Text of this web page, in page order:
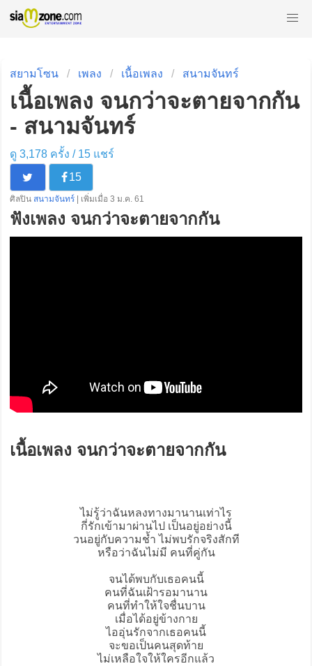
สยามโซน เพลง เนื้อเพลง สนามจันทร์
เนื้อเพลง จนกว่าจะตายจากกัน
- สนามจันทร์
ดู 3,178 ครั้ง / 15แชร์
15
ศิลปิน สนามจันทร์ | เพิ่มเมื่อ 3 ม.ค. 61
ฟังเพลง จนกว่าจะตายจากกัน
เนื้อเพลง จนกว่าจะตายจากกัน
ไม่รู้ว่าฉันหลงทางมานานเท่าไร
กี่รักเข้ามาผ่านไป เป็นอยู่อย่างนี้
วนอยู่กับความช้ำ ไม่พบรักจริงสักที
หรือว่าฉันไม่มี คนที่คู่กัน
จนได้พบกับเธอคนนี้
คนที่ฉันเฝ้ารอมานาน
คนที่ทำให้ใจชื่นบาน
เมื่อได้อยู่ข้างกาย
ไออุ่นรักจากเธอคนนี้
จะขอเป็นคนสุดท้าย
ไม่เหลือใจให้ใครอีกแล้ว